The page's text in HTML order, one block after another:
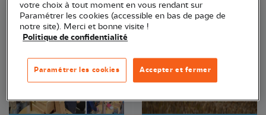
LPO Champagne-Ardenne LPO Champagne-Ardenne
votre choix à tout moment en vous rendant sur
Paramétrer les cookies (accessible en bas de page de
notre site). Merci et bonne visite !
Politique de confidentialité
Accepter et fermer
Paramétrer les cookies